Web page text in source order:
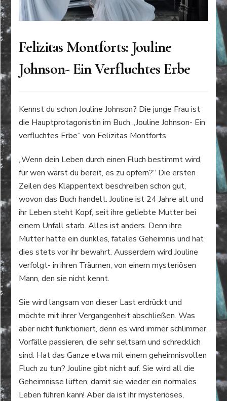
Felizitas Montforts: Jouline
Johnson- Ein Verfluchtes Erbe
Kennst du schon Jouline Johnson? Die junge Frau ist
die Hauptprotagonistin im Buch „Jouline Johnson- Ein
verfluchtes Erbe“ von Felizitas Montforts.
„Wenn dein Leben durch einen Fluch bestimmt wird,
für wen wärst du bereit, es zu opfern?“ Die ersten
Zeilen des Klappentext beschreiben schon gut,
wovon das Buch handelt. Jouline ist 24 Jahre alt und
ihr Leben steht Kopf, seit ihre geliebte Mutter bei
einem Unfall starb. Alles ist anders. Denn ihre
Mutter hatte ein dunkles, fatales Geheimnis und hat
dies stets vor ihr bewahrt. Ausserdem wird Jouline
verfolgt- in ihren Träumen, von einem mysteriösen
Mann, den sie nicht kennt.
Sie wird langsam von dieser Last erdrückt und
möchte mit ihrer Vergangenheit abschließen. Was
aber nicht funktioniert, denn es wird immer schlimmer.
Vorfälle passieren, die sehr seltsam und schrecklich
sind. Hat das Ganze etwa mit einem geheimnisvollen
Fluch zu tun? Jouline gibt nicht auf. Sie wird all die
Geheimnisse lüften, damit sie wieder ein normales
Leben führen kann! Aber da ist ihr mysteriöses,